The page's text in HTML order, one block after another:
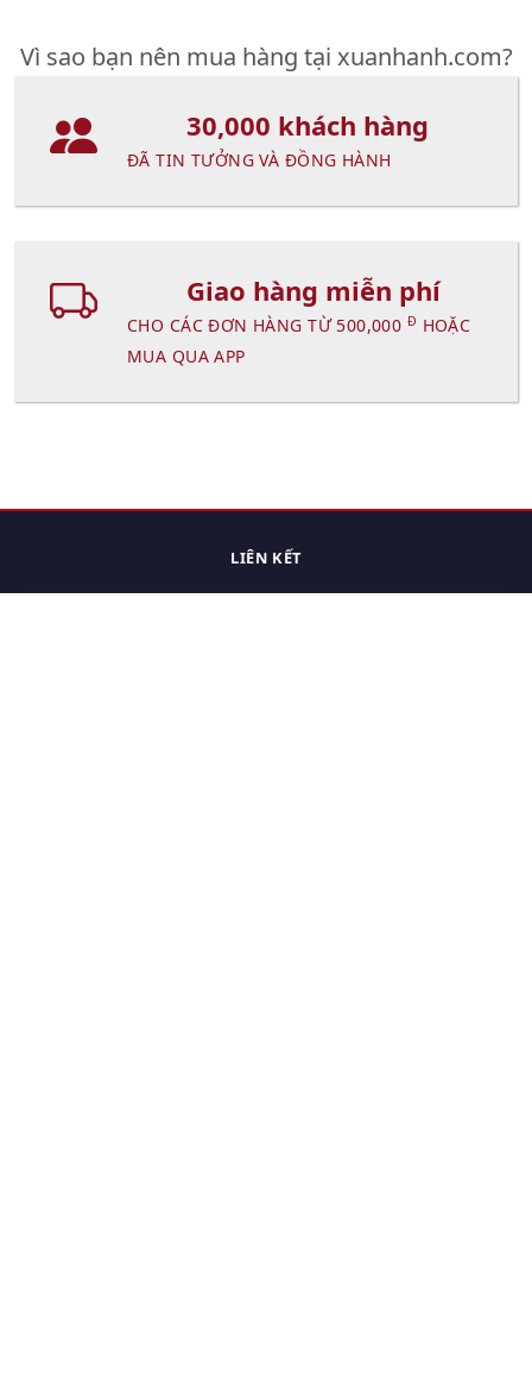
Vì sao bạn nên mua hàng tại xuanhanh.com?
30,000 khách hàng
ĐÃ TIN TƯỞNG VÀ ĐỒNG HÀNH
Giao hàng miễn phí
CHO CÁC ĐƠN HÀNG TỪ 500,000 Đ HOẶC
MUA QUA APP
LIÊN KẾT